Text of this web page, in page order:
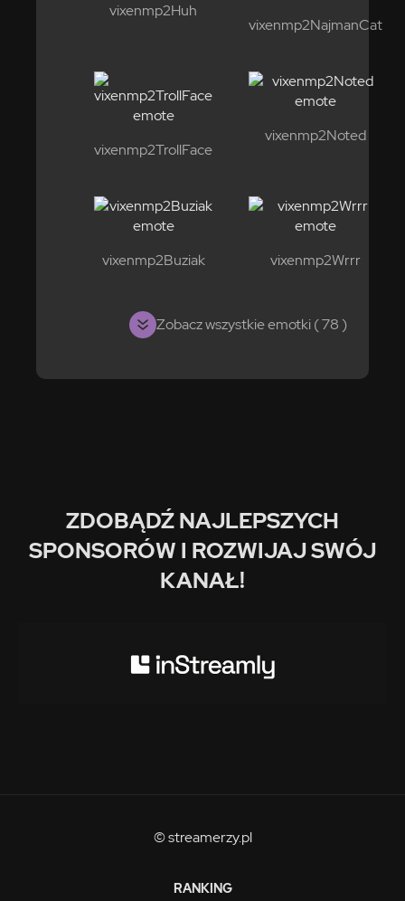
vixenmp2Huh
vixenmp2NajmanCat
vixenmp2TrollFace
vixenmp2Noted
vixenmp2Buziak vixenmp2Wrrr
Zobacz wszystkie emotki ( 78 )
ZDOBĄDŹ NAJLEPSZYCH
SPONSORÓW I ROZWIJAJ SWÓJ
KANAŁ!
© streamerzy.pl
RANKING